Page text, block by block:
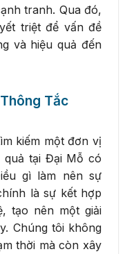
tranh. Qua đó,
triệt để vấn đề
và hiệu quả đến
Tắc
kiếm một đơn vị
tại Đại Mỗ có
gì làm nên sự
là sự kết hợp
tạo nên một giải
Chúng tôi không
thời mà còn xây